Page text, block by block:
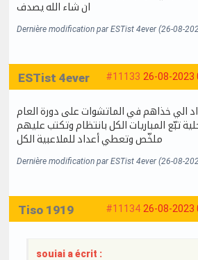
ان شاء الله يصدف
Dernière modification par ESTist 4ever (26-08-
#11133 26-08-2023
ESTist 4ever
الي خذاهم في الماتشوات على دورة العام
تبّع المباريات الكل بانتظام وتكتب عليهم
ملخّص وتعطي أعداد للملاعبية الكل
Dernière modification par ESTist 4ever (26-08-
#11134 26-08-2023
Tiso 1919
souiai a écrit :